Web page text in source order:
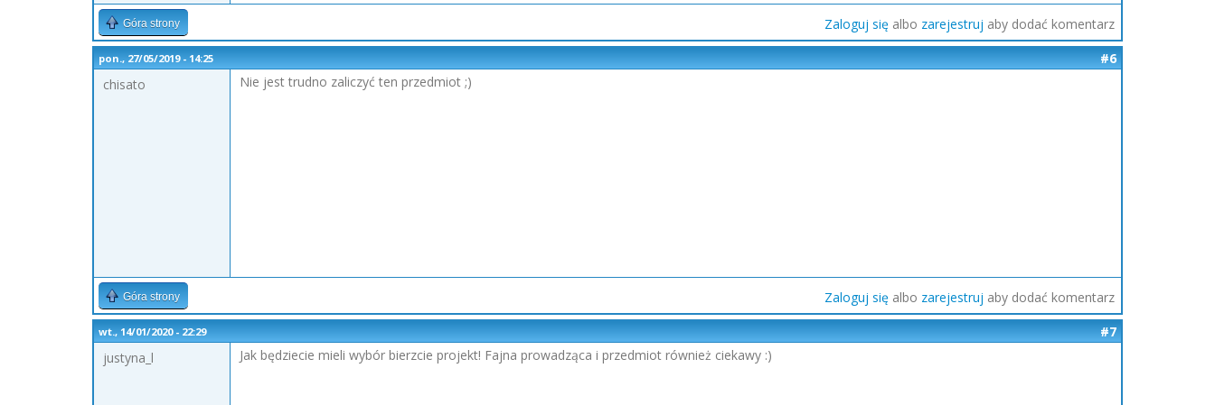
Góra strony Zaloguj się albo zarejestruj aby dodać komentarz
pon., 27/05/2019 - 14:25
#6
chisato
Nie jest trudno zaliczyć ten przedmiot ;)
Góra strony Zaloguj się albo zarejestruj aby dodać komentarz
wt., 14/01/2020 - 22:29
#7
justyna_l
Jak będziecie mieli wybór bierzcie projekt! Fajna prowadząca i przedmiot również ciekawy :)